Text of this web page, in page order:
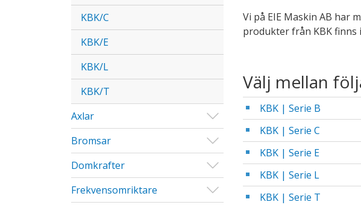
KBK/C
KBK/E
KBK/L
KBK/T
Axlar
Visa/Göm undermeny
Bromsar
Visa/Göm undermeny
Domkrafter
Visa/Göm undermeny
Frekvensomriktare
Visa/Göm undermeny
Vi på EIE Maskin AB har
produkter från KBK
Välj mellan
KBK | Serie B
KBK | Serie C
KBK | Serie E
KBK | Serie L
KBK | Serie T